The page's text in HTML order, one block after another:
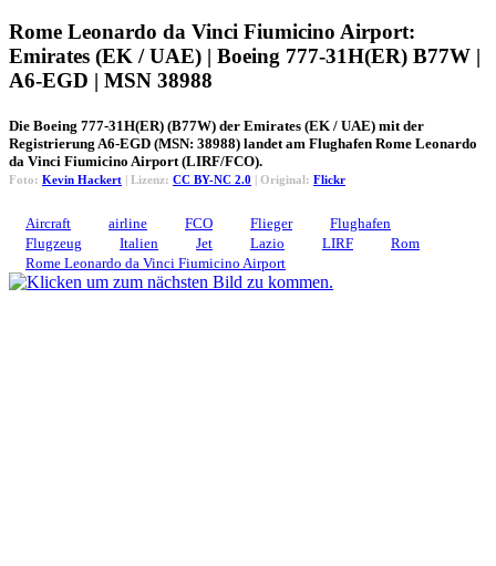
Rome Leonardo da Vinci Fiumicino Airport:
Emirates (EK / UAE) | Boeing 777-31H(ER) B77W |
A6-EGD | MSN 38988
Die Boeing 777-31H(ER) (B77W) der Emirates (EK / UAE) mit der
Registrierung A6-EGD (MSN: 38988) landet am Flughafen Rome Leonardo
da Vinci Fiumicino Airport (LIRF/FCO).
Foto: Kevin Hackert | Lizenz: CC BY-NC 2.0 | Original: Flickr
Aircraft airline FCO Flieger
Flughafen
Flugzeug
Italien Jet Lazio LIRF
Rom
Rome Leonardo da Vinci Fiumicino Airport